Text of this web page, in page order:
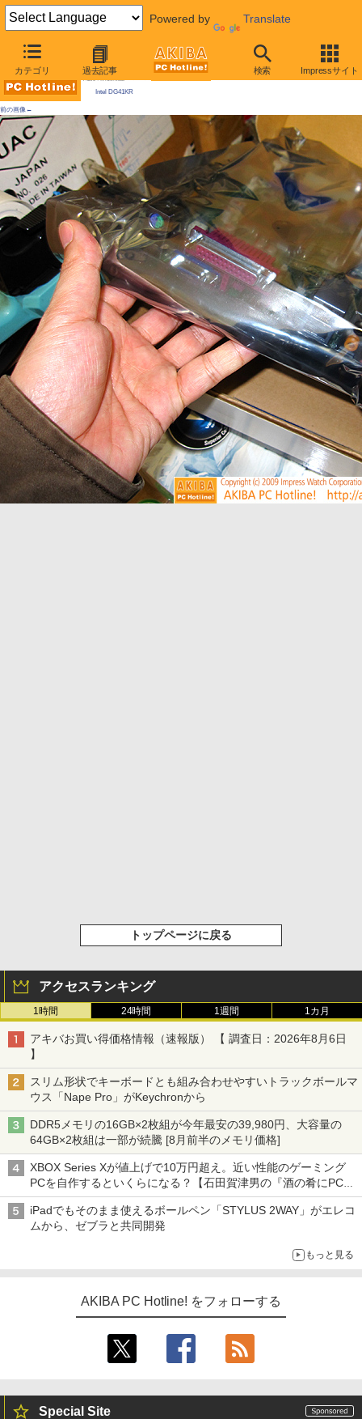
Powered by Translate
カテゴリ 過去記事 検索 Impressサイト
AKIBA PC Hotline! 2009年11月28日号
Intel DG41KR
前の画像←
トップページに戻る
アクセスランキング
1時間 24時間 1週間 1カ月
アキバお買い得価格情報（速報版） 【 調査日：2026年8月6日
】
スリム形状でキーボードとも組み合わせやすいトラックボールマ
ウス「Nape Pro」がKeychronから
DDR5メモリの16GB×2枚組が今年最安の39,980円、大容量の
64GB×2枚組は一部が続騰 [8月前半のメモリ価格]
XBOX Series Xが値上げで10万円超え。近い性能のゲーミング
PCを自作するといくらになる？【石田賀津男の『酒の肴にPCゲ
ーム』】
iPadでもそのまま使えるボールペン「STYLUS 2WAY」がエレコ
ムから、ゼブラと共同開発
もっと見る
AKIBA PC Hotline! をフォローする
Special Site